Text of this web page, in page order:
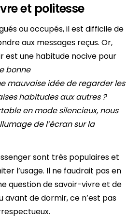
et politesse
ou occupés, il est difficile de
aux messages reçus. Or,
est une habitude nocive pour
bonne
mauvaise idée de regarder les
habitudes aux autres ?
en mode silencieux, nous
de l’écran sur la
sont très populaires et
l’usage. Il ne faudrait pas en
question de savoir-vivre et de
de dormir, ce n’est pas